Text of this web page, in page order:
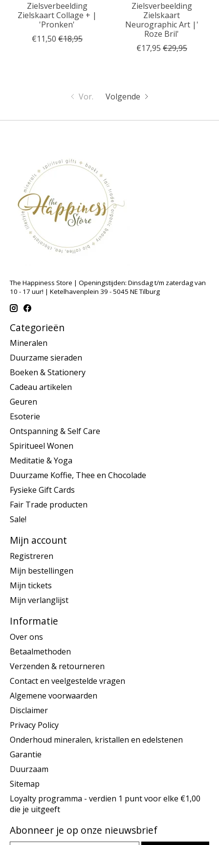
Zielsverbeelding
Zielskaart Collage + |
'Pronken'
€11,50 €18,95
Zielsverbeelding
Zielskaart
Neurographic Art |'
Roze Bril'
€17,95 €29,95
Vor. Volgende
The Happiness Store | Openingstijden: Dinsdag t/m zaterdag van
10 - 17 uur! | Ketelhavenplein 39 - 5045 NE Tilburg
Categorieën
Mineralen
Duurzame sieraden
Boeken & Stationery
Cadeau artikelen
Geuren
Esoterie
Ontspanning & Self Care
Spiritueel Wonen
Meditatie & Yoga
Duurzame Koffie, Thee en Chocolade
Fysieke Gift Cards
Fair Trade producten
Sale!
Mijn account
Registreren
Mijn bestellingen
Mijn tickets
Mijn verlanglijst
Informatie
Over ons
Betaalmethoden
Verzenden & retourneren
Contact en veelgestelde vragen
Algemene voorwaarden
Disclaimer
Privacy Policy
Onderhoud mineralen, kristallen en edelstenen
Garantie
Duurzaam
Sitemap
Loyalty programma - verdien 1 punt voor elke €1,00
die je uitgeeft
Abonneer je op onze nieuwsbrief